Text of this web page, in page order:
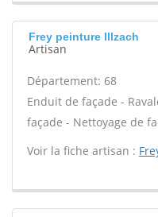
Frey peinture Illzach
Artisan
Département: 68
Enduit de façade -
façade - Nettoyage de
Voir la fiche artisan :